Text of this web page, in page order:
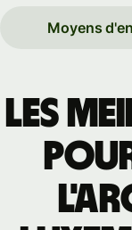
Moyens
Les